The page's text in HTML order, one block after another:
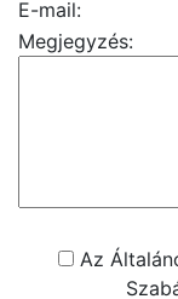
E-mail:
Megjegyzés:
Az